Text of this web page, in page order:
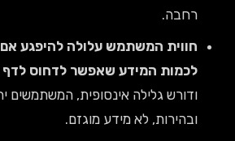
המשתמש עלולה להיפגע אם התוכן
המידע שאפשר לדחוס לדף אחד.
גלילה אינסופית, המשתמשים
לא מידע מוגזם.